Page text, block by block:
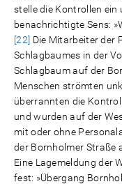
stelle die Kontrollen ein
benachrichtigte Sens:
[22] Die Mitarbeiter der
Schlagbaumes in der
Schlagbaum auf der
Menschen strömten
überrannten die
und wurden auf der
mit oder ohne
der Bornholmer Straße
Eine Lagemeldung der
fest: »Übergang